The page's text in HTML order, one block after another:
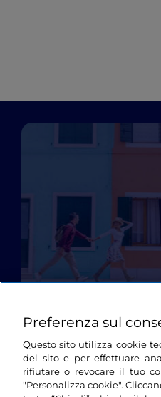
Preferenza sul
Questo sito utilizza cookie
del sito e per effettuare
rifiutare o revocare il tuo
"Personalizza cookie".